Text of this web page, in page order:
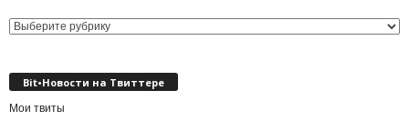
Выбор
Bit•Новости на Твиттере
Мои твиты